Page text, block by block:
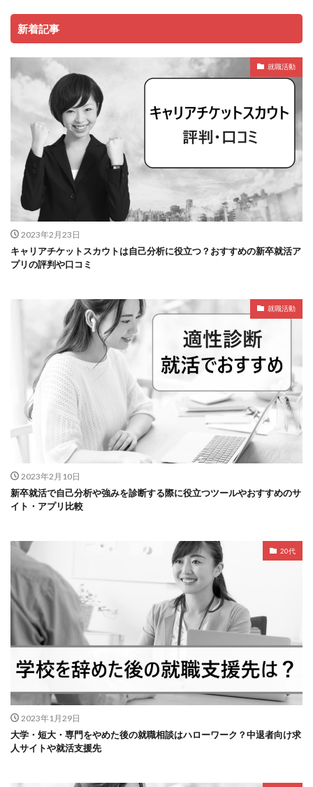
新着記事
就職活動
2023年2月23日
キャリアチケットスカウトは自己分析に役立つ？おすすめの新卒就活ア
プリの評判や口コミ
就職活動
2023年2月10日
新卒就活で自己分析や強みを診断する際に役立つツールやおすすめのサ
イト・アプリ比較
20代
2023年1月29日
大学・短大・専門をやめた後の就職相談はハローワーク？中退者向け求
人サイトや就活支援先